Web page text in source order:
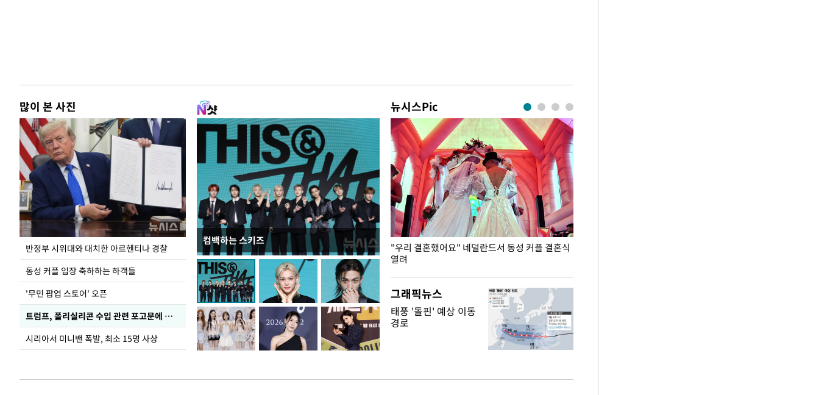
많이 본 사진
반정부 시위대와 대치한 아르헨티나 경찰
동성 커플 입장 축하하는 하객들
'무민 팝업 스토어' 오픈
트럼프, 폴리실리콘 수입 관련 포고문에 서명
시리아서 미니밴 폭발, 최소 15명 사상
컴백하는 스키즈
뉴시스Pic
입추 코앞인데 전국엔 찜통 더위
"우리 결혼했어요" 네덜란드서 동성 커플 결혼식
열려
그래픽뉴스
태풍 '돌핀' 예상 이동
경로